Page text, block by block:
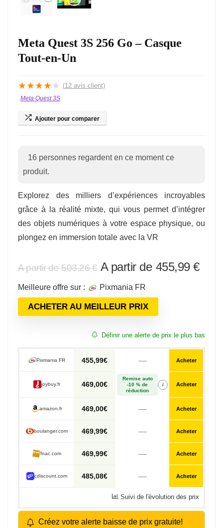
Meta Quest 3S 256 Go – Casque
Tout-en-Un
★★★★★ (12 avis client)
Meta Quest 3S
Ajouter pour comparer
16 personnes regardent en ce moment ce
produit.
Explorez des milliers d’expériences incroyables
grâce à la réalité mixte, qui vous permet d’intégrer
des objets numériques à votre espace physique, ou
plongez en immersion totale avec la VR
503,26€ Le
initial
était :
455,99 €Le
Meilleure offre sur : Pixmania FR
ACHETER AU MEILLEUR PRIX
Définir une alerte de prix le plus bas
Pixmania FR 455,99€ — Acheter
joybuy.fr 469,00€
Remise auto
-10 % de
réduction
i Acheter
amazon.fr 469,00€ — Acheter
boulanger.com 469,99€ — Acheter
fnac.com 469,99€ — Acheter
cdiscount.com 485,08€ — Acheter
Suivi de l'évolution des prix
Créez votre alerte baisse de prix gratuite!